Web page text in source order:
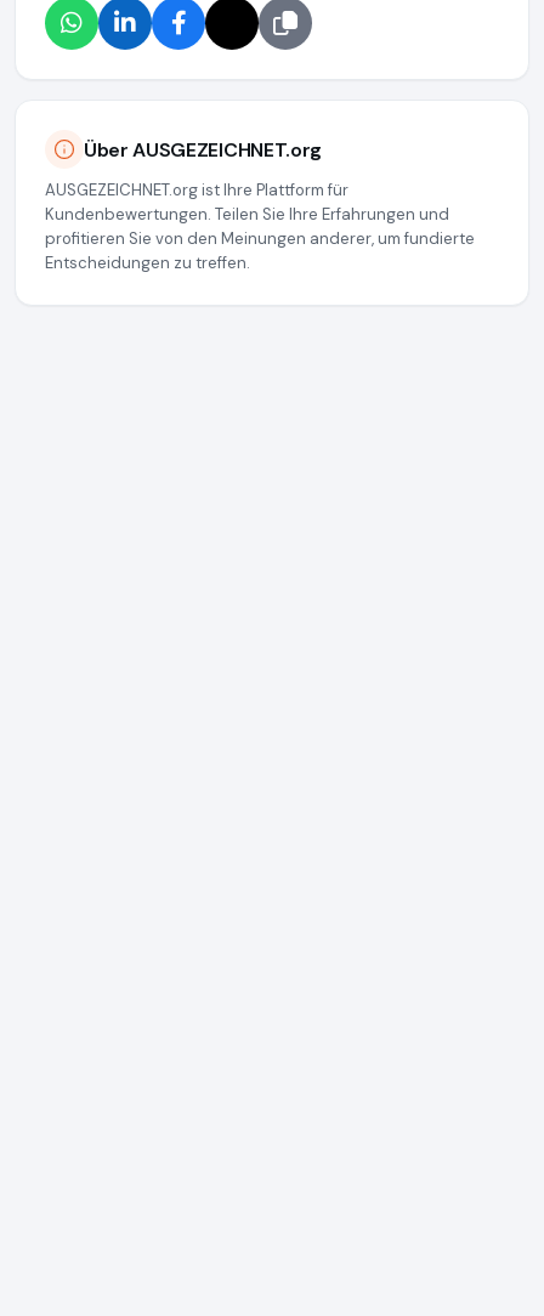
Über AUSGEZEICHNET.org
AUSGEZEICHNET.org ist Ihre Plattform für
Kundenbewertungen. Teilen Sie Ihre Erfahrungen und
profitieren Sie von den Meinungen anderer, um fundierte
Entscheidungen zu treffen.